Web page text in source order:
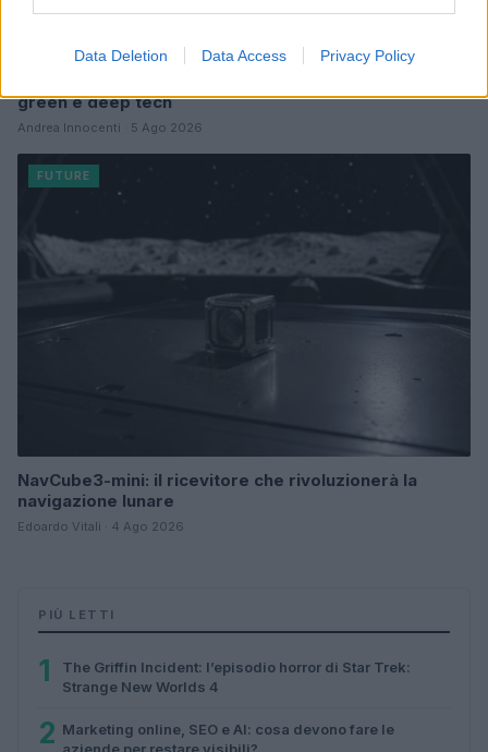
Data Deletion Data Access Privacy Policy
green e deep tech
Andrea Innocenti · 5 Ago 2026
FUTURE
NavCube3-mini: il ricevitore che rivoluzionerà la
navigazione lunare
Edoardo Vitali · 4 Ago 2026
PIÙ LETTI
1
The Griffin Incident: l’episodio horror di Star Trek:
Strange New Worlds 4
2 Marketing online, SEO e AI: cosa devono fare le
aziende per restare visibili?